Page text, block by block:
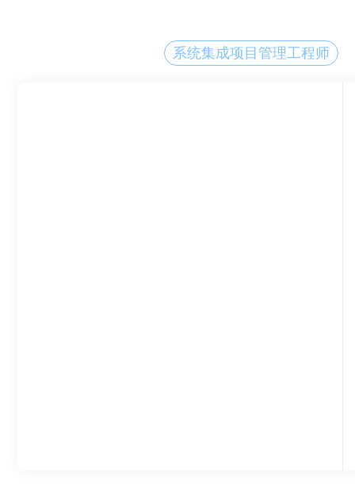
系统集成项目管理工程师